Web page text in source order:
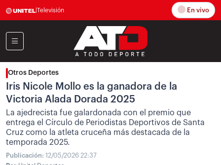
Televisión En vivo
Otros Deportes
Iris Nicole Mollo es la ganadora de la
Victoria Alada Dorada 2025
La ajedrecista fue galardonada con el premio que
entrega el Círculo de Periodistas Deportivos de Santa
Cruz como la atleta cruceña más destacada de la
temporada 2025.
Publicación: 12/05/2026 22:37